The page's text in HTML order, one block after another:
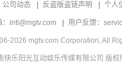
公司动态 反盗版盗链声明 个人
：intl@mgtv.com 用户反馈：
2026 mgtv.com Corporation, All
快乐阳光互动娱乐传媒有限公司 版权